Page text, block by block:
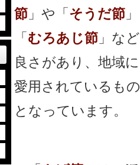
節 」や「そうだ節
「むろあじ節 」な
良さがあり、地域
愛用されているも
となっています。